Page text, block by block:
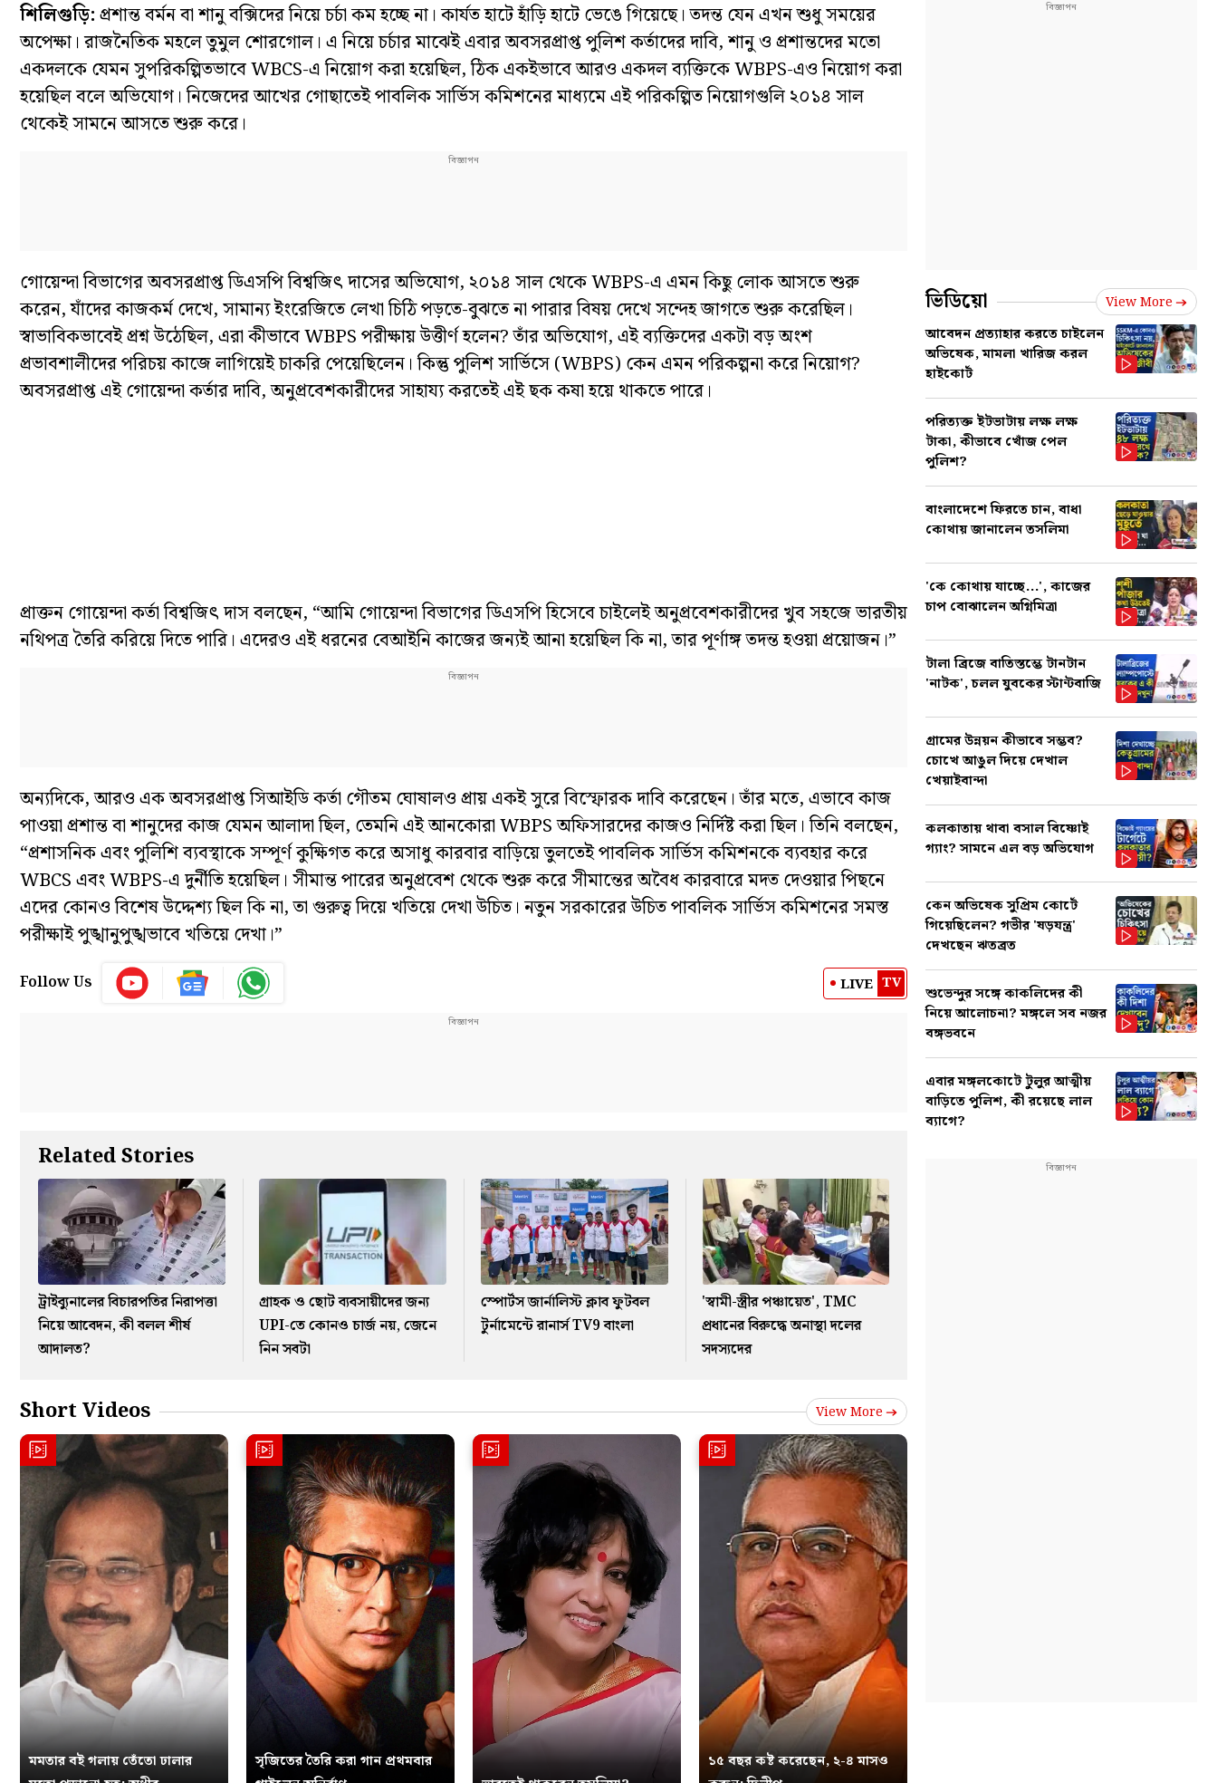
শিলিগুড়ি:প্রশান্ত বর্মন বা শানু বক্সিদের নিয়ে চর্চা কম হচ্ছে না। কার্যত হাটে হাঁড়ি হাটে ভেঙে গিয়েছে।তদন্ত যেন এখন শুধু সময়ের
অপেক্ষা। রাজনৈতিক মহলে তুমুল শোরগোল। এ নিয়ে চর্চার মাঝেই এবার অবসরপ্রাপ্ত পুলিশ কর্তাদের দাবি, শানু ও প্রশান্তদের মতো
একদলকে যেমন সুপরিকল্পিতভাবে WBCS-এ নিয়োগ করা হয়েছিল, ঠিক একইভাবে আরও একদল ব্যক্তিকে WBPS-এও নিয়োগ করা
হয়েছিল বলে অভিযোগ। নিজেদের আখের গোছাতেই পাবলিক সার্ভিস কমিশনের মাধ্যমে এই পরিকল্পিত নিয়োগগুলি ২০১৪ সাল
থেকেই সামনে আসতে শুরু করে।
গোয়েন্দা বিভাগের অবসরপ্রাপ্ত ডিএসপি বিশ্বজিৎ দাসের অভিযোগ, ২০১৪ সাল থেকে WBPS-এ এমন কিছু লোক আসতে শুরু
করেন, যাঁদের কাজকর্ম দেখে, সামান্য ইংরেজিতে লেখা চিঠি পড়তে-বুঝতে না পারার বিষয় দেখে সন্দেহ জাগতে শুরু করেছিল।
স্বাভাবিকভাবেই প্রশ্ন উঠেছিল, এরা কীভাবে WBPS পরীক্ষায় উত্তীর্ণ হলেন? তাঁর অভিযোগ, এই ব্যক্তিদের একটা বড় অংশ
প্রভাবশালীদের পরিচয় কাজে লাগিয়েই চাকরি পেয়েছিলেন। কিন্তু পুলিশ সার্ভিসে (WBPS) কেন এমন পরিকল্পনা করে নিয়োগ?
অবসরপ্রাপ্ত এই গোয়েন্দা কর্তার দাবি, অনুপ্রবেশকারীদের সাহায্য করতেই এই ছক কষা হয়ে থাকতে পারে।
প্রাক্তন গোয়েন্দা কর্তা বিশ্বজিৎ দাস বলছেন, “আমি গোয়েন্দা বিভাগের ডিএসপি হিসেবে চাইলেই অনুপ্রবেশকারীদের খুব সহজে ভারতীয়
নথিপত্র তৈরি করিয়ে দিতে পারি। এদেরও এই ধরনের বেআইনি কাজের জন্যই আনা হয়েছিল কি না, তার পূর্ণাঙ্গ তদন্ত হওয়া প্রয়োজন।”
অন্যদিকে, আরও এক অবসরপ্রাপ্ত সিআইডি কর্তা গৌতম ঘোষালও প্রায় একই সুরে বিস্ফোরক দাবি করেছেন। তাঁর মতে, এভাবে কাজ
পাওয়া প্রশান্ত বা শানুদের কাজ যেমন আলাদা ছিল, তেমনি এই আনকোরা WBPS অফিসারদের কাজও নির্দিষ্ট করা ছিল। তিনি বলছেন,
“প্রশাসনিক এবং পুলিশি ব্যবস্থাকে সম্পূর্ণ কুক্ষিগত করে অসাধু কারবার বাড়িয়ে তুলতেই পাবলিক সার্ভিস কমিশনকে ব্যবহার করে
WBCS এবং WBPS-এ দুর্নীতি হয়েছিল। সীমান্ত পারের অনুপ্রবেশ থেকে শুরু করে সীমান্তের অবৈধ কারবারে মদত দেওয়ার পিছনে
এদের কোনও বিশেষ উদ্দেশ্য ছিল কি না, তা গুরুত্ব দিয়ে খতিয়ে দেখা উচিত। নতুন সরকারের উচিত পাবলিক সার্ভিস কমিশনের সমস্ত
পরীক্ষাই পুঙ্খানুপুঙ্খভাবে খতিয়ে দেখা।”
Follow Us LIVE TV
Related Stories
ট্রাইব্যুনালের বিচারপতির নিরাপত্তা
নিয়ে আবেদন, কী বলল শীর্ষ
আদালত?
গ্রাহক ও ছোট ব্যবসায়ীদের জন্য
UPI-তে কোনও চার্জ নয়, জেনে
নিন সবটা
স্পোর্টস জার্নালিস্ট ক্লাব ফুটবল
টুর্নামেন্টে রানার্স TV9 বাংলা
'স্বামী-স্ত্রীর পঞ্চায়েত', TMC
প্রধানের বিরুদ্ধে অনাস্থা দলের
সদস্যদের
Short Videos View More
মমতার বই গলায় তেঁতো ঢালার
সৃজিতের তৈরি করা গান প্রথমবার
১৫ বছর কষ্ট করেছেন, ২-৪ মাসও
ভিডিয়ো View More
আবেদন প্রত্যাহার করতে চাইলেন
অভিষেক, মামলা খারিজ করল
হাইকোর্ট
পরিত্যক্ত ইটভাটায় লক্ষ লক্ষ
টাকা, কীভাবে খোঁজ পেল
পুলিশ?
বাংলাদেশে ফিরতে চান, বাধা
কোথায় জানালেন তসলিমা
'কে কোথায় যাচ্ছে...', কাজের
চাপ বোঝালেন অগ্নিমিত্রা
টালা ব্রিজে বাতিস্তম্ভে টানটান
'নাটক', চলল যুবকের স্টান্টবাজি
গ্রামের উন্নয়ন কীভাবে সম্ভব?
চোখে আঙুল দিয়ে দেখাল
খেয়াইবান্দা
কলকাতায় থাবা বসাল বিষ্ণোই
গ্যাং? সামনে এল বড় অভিযোগ
কেন অভিষেক সুপ্রিম কোর্টে
গিয়েছিলেন? গভীর 'ষড়যন্ত্র'
দেখছেন ঋতব্রত
শুভেন্দুর সঙ্গে কাকলিদের কী
নিয়ে আলোচনা? মঙ্গলে সব নজর
বঙ্গভবনে
এবার মঙ্গলকোটে টুলুর আত্মীয়
বাড়িতে পুলিশ, কী রয়েছে লাল
ব্যাগে?